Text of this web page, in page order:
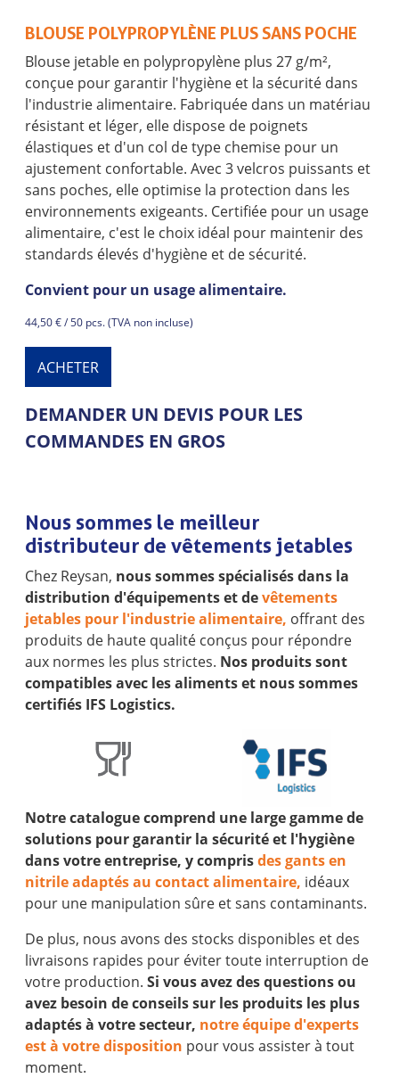
BLOUSE POLYPROPYLÈNE PLUS SANS POCHE
Blouse jetable en polypropylène plus 27 g/m²,
conçue pour garantir l'hygiène et la sécurité dans
l'industrie alimentaire. Fabriquée dans un matériau
résistant et léger, elle dispose de poignets
élastiques et d'un col de type chemise pour un
ajustement confortable. Avec 3 velcros puissants et
sans poches, elle optimise la protection dans les
environnements exigeants. Certifiée pour un usage
alimentaire, c'est le choix idéal pour maintenir des
standards élevés d'hygiène et de sécurité.
Convient pour un usage alimentaire.
44,50 € / 50 pcs. (TVA non incluse)
ACHETER
DEMANDER UN DEVIS POUR LES
COMMANDES EN GROS
Nous sommes le meilleur
distributeur de vêtements jetables
Chez Reysan, nous sommes spécialisés dans la
distribution d'équipements et devêtements
jetables pour l'industrie alimentaire, offrant des
produits de haute qualité conçus pour répondre
aux normes les plus strictes. Nos produits sont
compatibles avec les aliments et nous sommes
certifiés IFS Logistics.
Notre catalogue comprend une large gamme de
solutions pour garantir la sécurité et l'hygiène
dans votre entreprise, y comprisdes gants en
nitrile adaptés au contact alimentaire, idéaux
pour une manipulation sûre et sans contaminants.
De plus, nous avons des stocks disponibles et des
livraisons rapides pour éviter toute interruption de
votre production.Si vous avez des questions ou
avez besoin de conseils sur les produits les plus
adaptés à votre secteur, notre équipe d'experts
est à votre disposition pour vous assister à tout
moment.